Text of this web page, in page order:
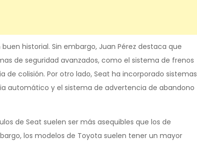
historial. Sin embargo, Juan Pérez destaca que
de seguridad avanzados, como el sistema de frenos
colisión. Por otro lado, Seat ha incorporado sistemas
automático y el sistema de advertencia de abandono
de Seat suelen ser más asequibles que los de
los modelos de Toyota suelen tener un mayor